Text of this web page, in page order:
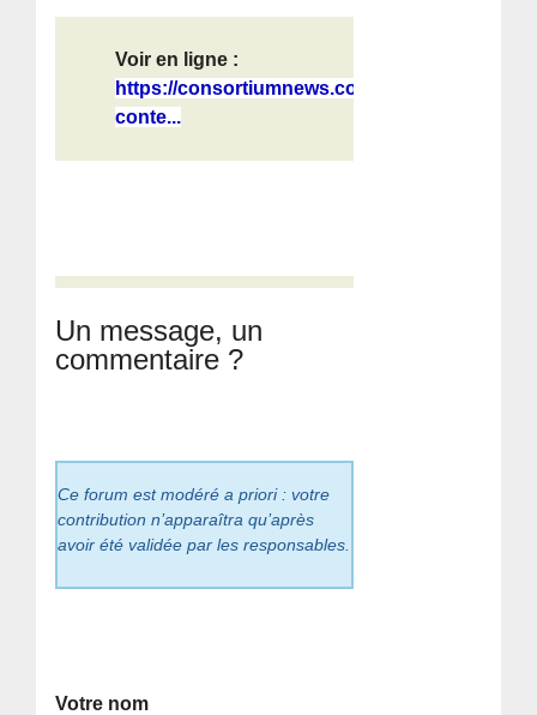
Voir en ligne :
https://consortiumnews.com/wp-
conte...
Un message, un
commentaire ?
Ce forum est modéré a priori : votre
contribution n’apparaîtra qu’après
avoir été validée par les responsables.
Votre nom